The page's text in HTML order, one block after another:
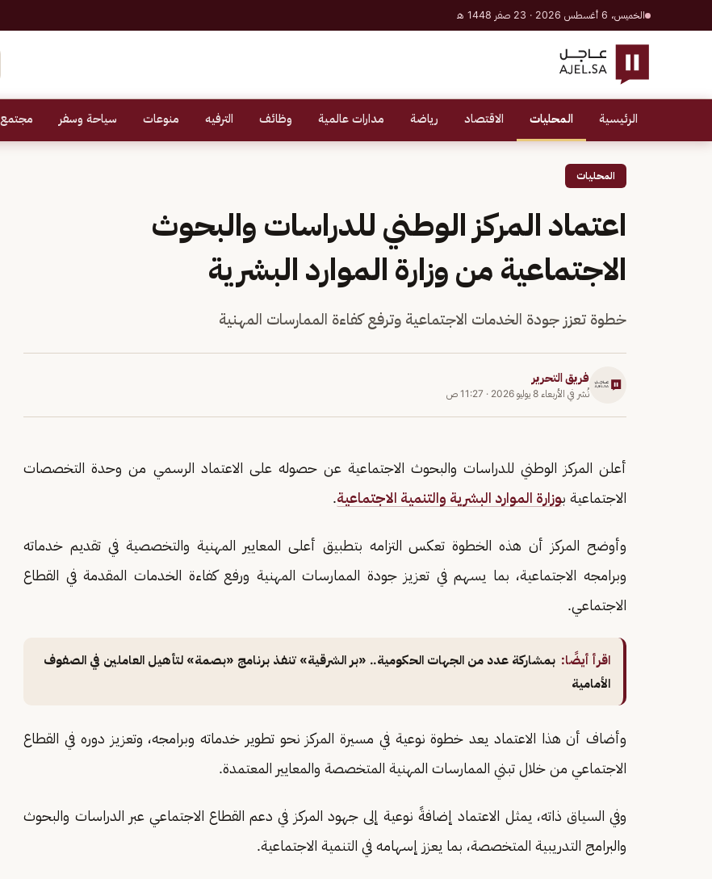
الخميس، 6 أغسطس 2026 · 23 صفر 1448 هـ
الرئيسية المحليات الاقتصاد رياضة مدارات عالمية وظائف الترفيه منوعات سياحة وسفر مجتمع
المحليات
اعتماد المركز الوطني للدراسات والبحوث
الاجتماعية من وزارة الموارد البشرية
خطوة تعزز جودة الخدمات الاجتماعية وترفع كفاءة الممارسات المهنية
فريق التحرير
نُشر في الأربعاء 8 يوليو 2026 · 11:27 ص
أعلن المركز الوطني للدراسات والبحوث الاجتماعية عن حصوله على الاعتماد الرسمي من وحدة التخصصات
الاجتماعية بوزارة الموارد البشرية والتنمية الاجتماعية.
وأوضح المركز أن هذه الخطوة تعكس التزامه بتطبيق أعلى المعايير المهنية والتخصصية في تقديم خدماته
وبرامجه الاجتماعية، بما يسهم في تعزيز جودة الممارسات المهنية ورفع كفاءة الخدمات المقدمة في القطاع
الاجتماعي.
اقرأ أيضًا: بمشاركة عدد من الجهات الحكومية.. «بر الشرقية» تنفذ برنامج «بصمة» لتأهيل العاملين في الصفوف
الأمامية
وأضاف أن هذا الاعتماد يعد خطوة نوعية في مسيرة المركز نحو تطوير خدماته وبرامجه، وتعزيز دوره في القطاع
الاجتماعي من خلال تبني الممارسات المهنية المتخصصة والمعايير المعتمدة.
وفي السياق ذاته، يمثل الاعتماد إضافةً نوعية إلى جهود المركز في دعم القطاع الاجتماعي عبر الدراسات والبحوث
والبرامج التدريبية المتخصصة، بما يعزز إسهامه في التنمية الاجتماعية.